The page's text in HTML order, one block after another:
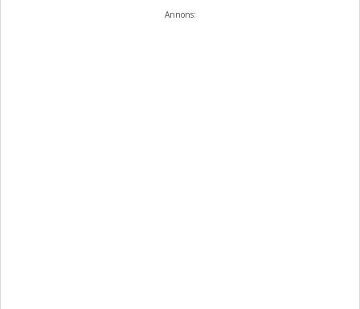
Annons: